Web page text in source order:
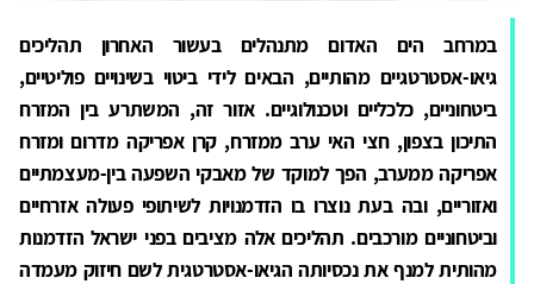
במרחב הים האדום מתנהלים בעשור האחרון תהליכים
גיאו-אסטרטגיים מהותיים, הבאים לידי ביטוי בשינויים פוליטיים,
ביטחוניים, כלכליים וטכנולוגיים. אזור זה, המשתרע בין המזרח
התיכון בצפון, חצי האי ערב ממזרח, קרן אפריקה מדרום ומזרח
אפריקה ממערב, הפך למוקד של מאבקי השפעה בין-מעצמתיים
ואזוריים, ובה בעת נוצרו בו הזדמנויות לשיתופי פעולה אזרחיים
וביטחוניים מורכבים. תהליכים אלה מציבים בפני ישראל הזדמנות
מהותית למנף את נכסיותה הגיאו-אסטרטגית לשם חיזוק מעמדה